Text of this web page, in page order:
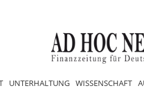
UNTERHALTUNG WISSENSCHAFT